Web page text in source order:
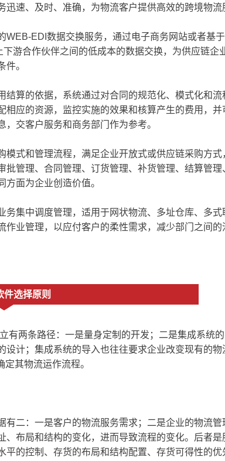
速、及时、准确，为物流客户提供高效的跨境物流
EDI数据交换服务，通过电子商务网站或者基
游合作伙伴之间的低成本的数据交换，为供应链企
件。
算的依据，系统通过对合同的规范化、模式化和流
相应的资源，监控实施的效果和核算产生的费用，
交客户服务和商务部门作为参考。
式和管理流程，满足企业开放式或供应链采购方式
批管理、合同管理、订货管理、补货管理、结算管
面为企业创造价值。
集中调度管理，适用于网状物流、多址仓库、多式
作业管理，以应付客户的柔性需求，减少部门之间
件选择原则
两条路径：一是量身定制的开发；二是集成系统
设计；集成系统的导入也往往要求企业改变现有的
其物流运作流程。
二：一是客户的物流服务需求；二是企业的物流管
布局和结构的变化，进而导致流程的变化。后者
平的控制、存货的布局和结构配置、存货可得性的